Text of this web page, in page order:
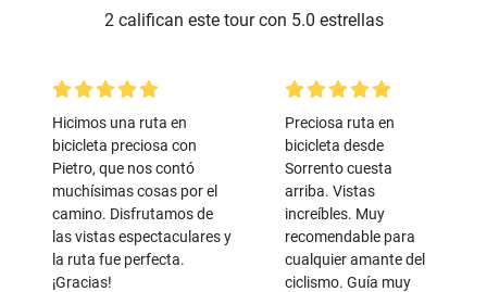
2 califican este tour con 5.0 estrellas
Hicimos una ruta en
bicicleta preciosa con
Pietro, que nos contó
muchísimas cosas por el
camino. Disfrutamos de
las vistas espectaculares y
la ruta fue perfecta.
¡Gracias!
Preciosa ruta en
bicicleta desde
Sorrento cuesta
arriba. Vistas
increíbles. Muy
recomendable para
cualquier amante del
ciclismo. Guía muy